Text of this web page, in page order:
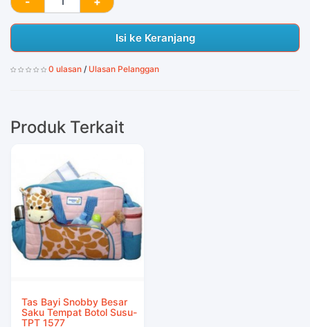
Isi ke Keranjang
0 ulasan / Ulasan Pelanggan
Produk Terkait
Tas Bayi Snobby Besar
Saku Tempat Botol Susu-
TPT 1577